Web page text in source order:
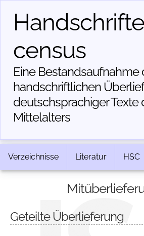
census
Eine Bestandsaufnahme
handschriftlichen
deutschsprachiger Texte
Mittelalters
Verzeichnisse Literatur HSC
Geteilte Überlieferung